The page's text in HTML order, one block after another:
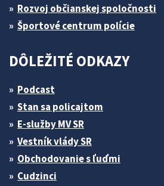
Rozvoj občianskej spoločnosti
Športové centrum polície
DÔLEŽITÉ ODKAZY
Podcast
Stan sa policajtom
E-služby MV SR
Vestník vlády SR
Obchodovanie s ľuďmi
Cudzinci